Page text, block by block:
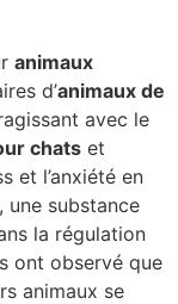
animaux
d’animaux de
avec le
chats et
et l’anxiété en
une substance
la régulation
ont observé que
animaux se